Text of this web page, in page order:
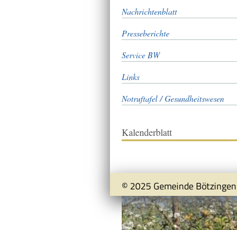
Nachrichtenblatt
Presseberichte
Service BW
Links
Notruftafel / Gesundheitswesen
Kalenderblatt
© 2025 Gemeinde Bötzingen